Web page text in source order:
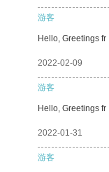
游客
Hello, Greetings fr
2022-02-09
游客
Hello, Greetings fr
2022-01-31
游客